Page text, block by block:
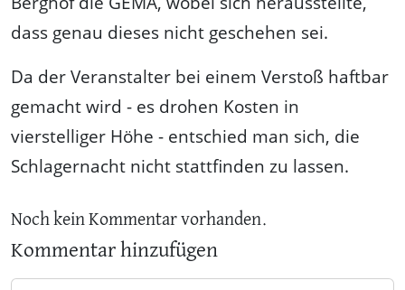
dass genau dieses nicht geschehen sei.
Da der Veranstalter bei einem Verstoß haftbar
gemacht wird - es drohen Kosten in
vierstelliger Höhe - entschied man sich, die
Schlagernacht nicht stattfinden zu lassen.
Noch kein Kommentar vorhanden.
Kommentar hinzufügen